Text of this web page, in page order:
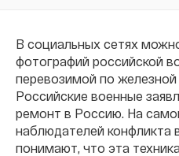
В социальных сетях
фотографий российской
перевозимой по
Российские военные
ремонт в Россию. На
наблюдателей конфликта
понимают, что эта